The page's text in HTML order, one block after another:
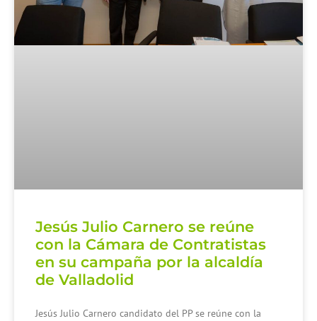
Jesús Julio Carnero se reúne
con la Cámara de Contratistas
en su campaña por la alcaldía
de Valladolid
Jesús Julio Carnero candidato del PP se reúne con la